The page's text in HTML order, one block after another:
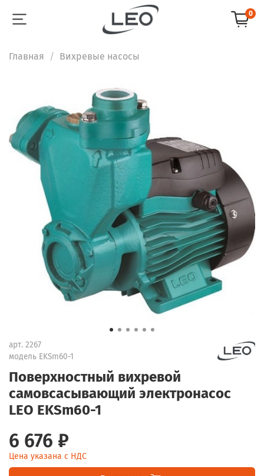
0
Главная Вихревые насосы
арт. 2267
модель EKSm60-1
Поверхностный вихревой
самовсасывающий электронасос
LEO EKSm60-1
6 676 ₽
Цена указана с НДС